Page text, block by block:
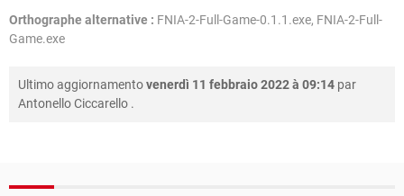
Orthographe alternative : FNIA-2-Full-Game-0.1.1.exe, FNIA-2-Full-
Game.exe
Ultimo aggiornamentovenerdì 11 febbraio 2022 à 09:14 par
Antonello Ciccarello .